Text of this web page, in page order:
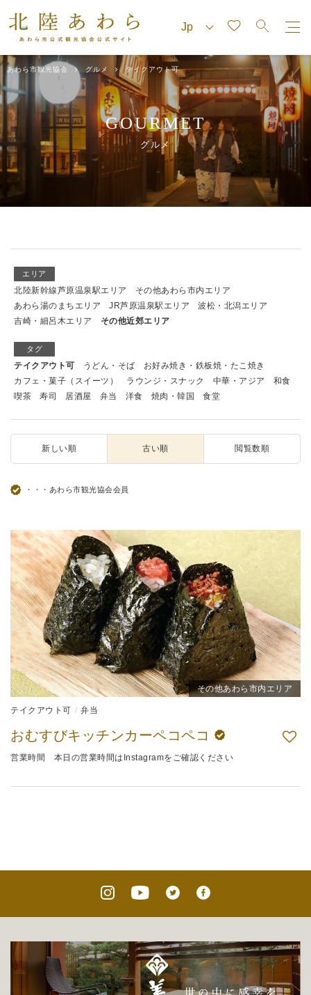
あわら市観光協会 グルメ テイクアウト可
GOURMET
グルメ
エリア
北陸新幹線芦原温泉駅エリア
その他あわら市内エリア
あわら湯のまちエリア
JR芦原温泉駅エリア
波松・北潟エリア
吉崎・細呂木エリア
その他近郊エリア
タグ
テイクアウト可 うどん・そば
お好み焼き・鉄板焼・たこ焼き
カフェ・菓子（スイーツ）
ラウンジ・スナック 中華・アジア
和食
喫茶
寿司 居酒屋 弁当 洋食 焼肉・韓国 食堂
新しい順 古い順 閲覧数順
・・・あわら市観光協会会員
その他あわら市内エリア
テイクアウト可 弁当
おむすびキッチンカーペコペコ
営業時間 本日の営業時間はInstagramをご確認ください